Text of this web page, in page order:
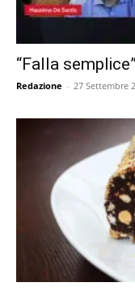
“Falla
Redazione - 27 Settembre